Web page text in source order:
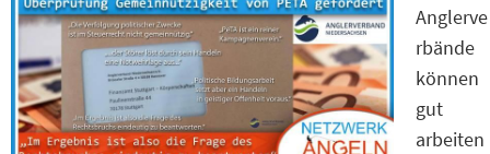
Anglerve
rbände
können
gut
arbeiten